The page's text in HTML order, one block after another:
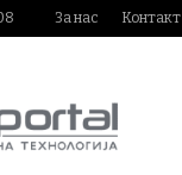
За нас Контакт